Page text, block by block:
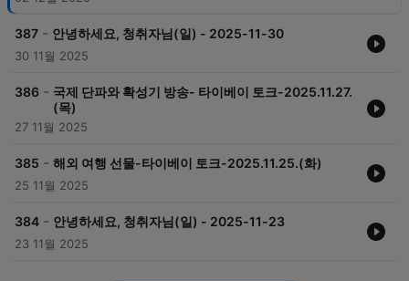
387 - 안녕하세요, 청취자님(일) - 2025-11-30
30 11월 2025
386 - 국제 단파와 확성기 방송- 타이베이 토크-2025.11.27.
(목)
27 11월 2025
385 - 해외 여행 선물-타이베이 토크-2025.11.25.(화)
25 11월 2025
384 - 안녕하세요, 청취자님(일) - 2025-11-23
23 11월 2025